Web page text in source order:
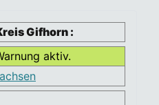
Gifhorn :
aktiv.